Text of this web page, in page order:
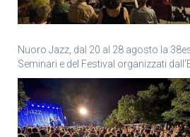
Nuoro Jazz, dal 20 al 28 agosto la
Seminari e del Festival organizzati